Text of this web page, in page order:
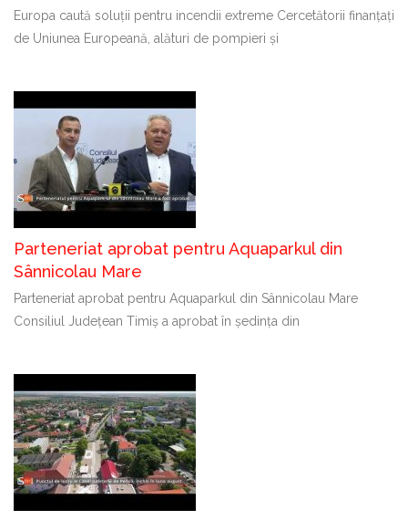
Europa caută soluții pentru incendii extreme Cercetătorii finanțați
de Uniunea Europeană, alături de pompieri și
Parteneriat aprobat pentru Aquaparkul din
Sânnicolau Mare
Parteneriat aprobat pentru Aquaparkul din Sânnicolau Mare
Consiliul Județean Timiș a aprobat în ședința din